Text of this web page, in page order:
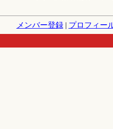
メンバー登録| プロフィー